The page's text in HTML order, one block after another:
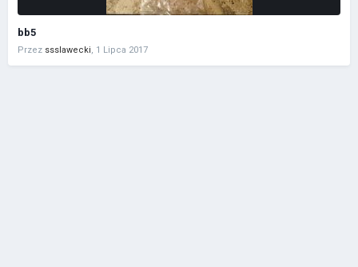
bb5
Przez ssslawecki 1 Lipca 2017